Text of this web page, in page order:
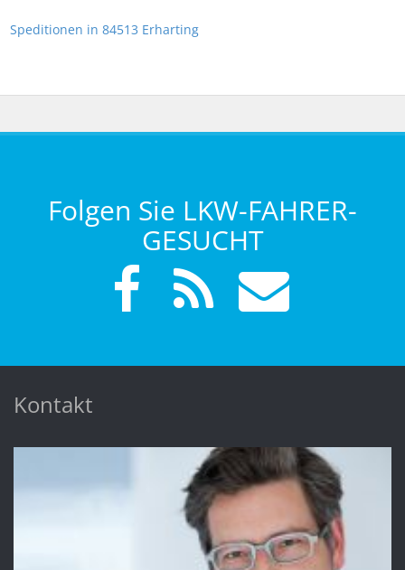
Speditionen in 84513 Erharting
Folgen Sie LKW-FAHRER-
GESUCHT
Kontakt